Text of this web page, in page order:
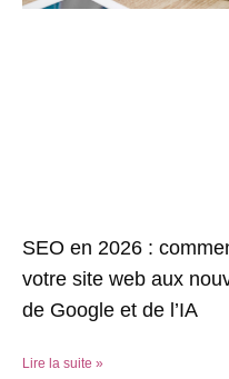
SEO en 2026 :
votre site web aux
de Google et de l’IA
Lire la suite »